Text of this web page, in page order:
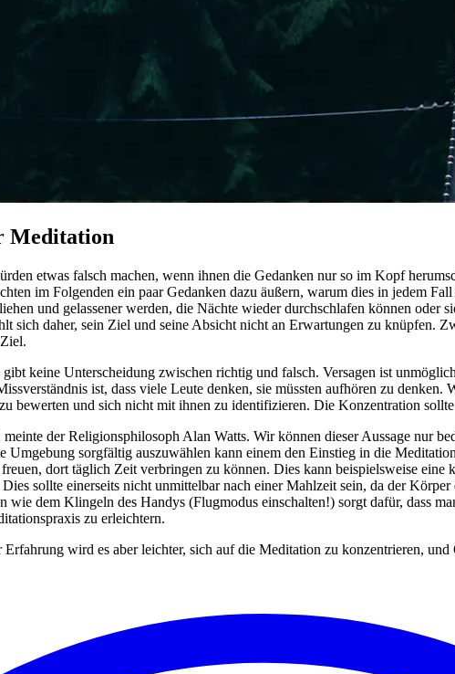
Meditation
etwas falsch machen, wenn ihnen die Gedanken nur so im Kopf
im Folgenden ein paar Gedanken dazu äußern, warum dies in jedem
und gelassener werden, die Nächte wieder durchschlafen können
sich daher, sein Ziel und seine Absicht nicht an Erwartungen zu knüpfen.
keine Unterscheidung zwischen richtig und falsch. Versagen ist
ist, dass viele Leute denken, sie müssten aufhören zu denken.
bewerten und sich nicht mit ihnen zu identifizieren. Die Konzentration
der Religionsphilosoph Alan Watts. Wir können dieser Aussage nur
sorgfältig auszuwählen kann einem den Einstieg in die
dort täglich Zeit verbringen zu können. Dies kann beispielsweise
sollte einerseits nicht unmittelbar nach einer Mahlzeit sein, da der
dem Klingeln des Handys (Flugmodus einschalten!) sorgt dafür, dass
zu erleichtern.
wird es aber leichter, sich auf die Meditation zu konzentrieren,